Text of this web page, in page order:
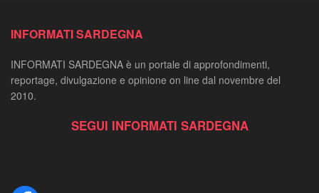
INFORMATI SARDEGNA
INFORMATI SARDEGNA è un portale di approfondimenti,
reportage, divulgazione e opinione on line dal novembre del
2010.
SEGUI INFORMATI SARDEGNA